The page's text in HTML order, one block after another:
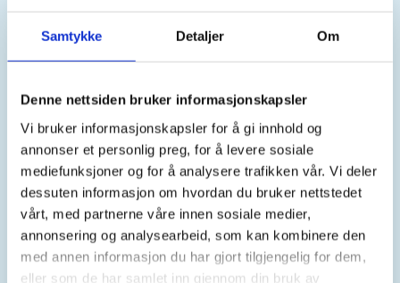
Samtykke Detaljer Om
Denne nettsiden bruker informasjonskapsler
Vi bruker informasjonskapsler for å gi innhold og
annonser et personlig preg, for å levere sosiale
mediefunksjoner og for å analysere trafikken vår. Vi deler
dessuten informasjon om hvordan du bruker nettstedet
vårt, med partnerne våre innen sosiale medier,
annonsering og analysearbeid, som kan kombinere den
med annen informasjon du har gjort tilgjengelig for dem,
eller som de har samlet inn gjennom din bruk av
https://55335810
bht@dnt.no
et turtilbud som består av enkle turer på dagtid
med fast oppmøtetid og –sted. Det legges stor
vekt på et sosialt og inkluderende fellesskap.
Turbeskrivelse:På torsdager går vi tur i Alvøen.
Turene går hver torsdag bortsett fra i ferier og på
offentlige høytidsdager. Turene varer i ca. 2-3
timer, og går både på grusvei og i terreng. Vi spiser
gjerne lunsj underveis/etter turen, så ta gjerne med